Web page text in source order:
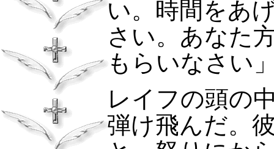
い。時間をあ
さい。あなた
もらいなさい
レイフの頭の
弾け飛んだ。